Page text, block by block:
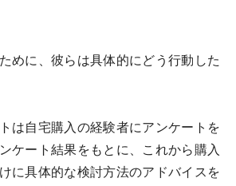
めに、彼らは具体的にどう行動した
は自宅購入の経験者にアンケートを
ケート結果をもとに、これから購入
に具体的な検討方法のアドバイスを